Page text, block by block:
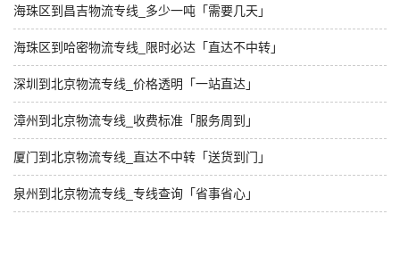
海珠区到昌吉物流专线_多少一吨「需要几天」
海珠区到哈密物流专线_限时必达「直达不中转」
深圳到北京物流专线_价格透明「一站直达」
漳州到北京物流专线_收费标准「服务周到」
厦门到北京物流专线_直达不中转「送货到门」
泉州到北京物流专线_专线查询「省事省心」